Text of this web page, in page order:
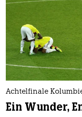
Achtelfinale
Ein Wunder,